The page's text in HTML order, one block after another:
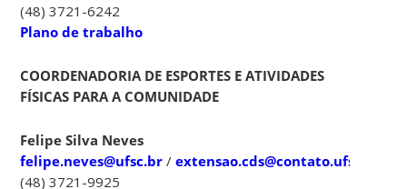
(48) 3721-6242
Plano de trabalho
COORDENADORIA DE ESPORTES E ATIVIDADES
FÍSICAS PARA A COMUNIDADE
Felipe Silva Neves
felipe.neves@ufsc.br /extensao.cds@contato.ufsc.br
(48) 3721-9925